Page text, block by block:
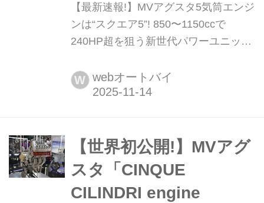
【最新速報!】MVアグスタ5気筒エンジ
ンは“スクエア5”! 850〜1150ccで
240HP超を狙う新世代パワーユニット
タがEICMA 2025でサプライズ展示し
た「5気筒エンジン」。世界中がこの
がその詳細をついに公開! まずは最新
の画僧とともに、気になる内容を速報
でお届けしよう。まとめ:松本正雅
▶▶▶MVアグスタ「5...
W webオートバイ
【世界初公開!】MVアグ
スタ「CINQUE
CILINDRI engine